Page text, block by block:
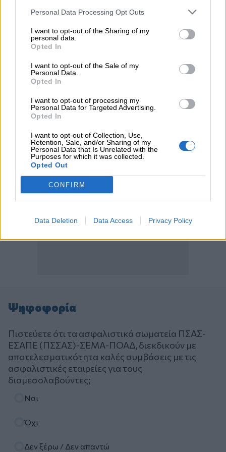
Personal Data Processing Opt Outs
I want to opt-out of the Sharing of my
personal data.
Opted In
I want to opt-out of the Sale of my
Personal Data.
Opted In
I want to opt-out of processing my
Personal Data for Targeted Advertising.
Opted In
I want to opt-out of Collection, Use,
Retention, Sale, and/or Sharing of my
Personal Data that Is Unrelated with the
Purposes for which it was collected.
Opted Out
CONFIRM
Data Deletion Data Access Privacy Policy
04.08.2026 - 11:49
Σπύρος Γεωργαράς - «ΥΓΕΙΑ» / Ερευνητικό και Θεραπευτικό
Ινστιτούτο ΟΦΘΑΛΜΟΣ
04.08.2026 - 11:46
10 βασικές συμβουλές για προστασία μετά από πυρκαγιά
Ψηφοφορία
Πιστεύετε ότι τα ασφαλιστικά σωματεία ΠΣΑΣ-
ΕΣΑΠΕ (ΠΣΣΑΣ)-ΣΕΜΑ-ΠΟΑΔ, διεκδικούν με
αποτελεσματικότητα καλές συμβάσεις με τις
ασφαλιστικές εταιρείες για τους
διαμεσολαβούντες;
Ναι
Όχι
Δεν ξέρω / Δεν απαντώ